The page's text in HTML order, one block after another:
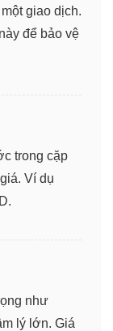
giao dịch.
để bảo vệ
trong cặp
Ví dụ
như
lý lớn. Giá